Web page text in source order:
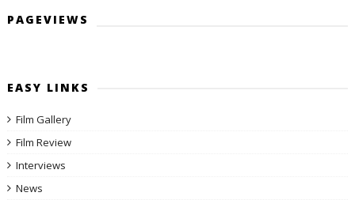
PAGEVIEWS
EASY LINKS
Film Gallery
Film Review
Interviews
News